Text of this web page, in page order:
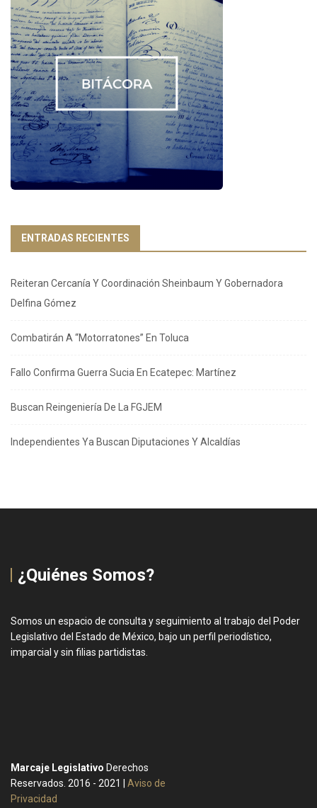
ENTRADAS RECIENTES
Reiteran Cercanía Y Coordinación Sheinbaum Y Gobernadora
Delfina Gómez
Combatirán A “Motorratones” En Toluca
Fallo Confirma Guerra Sucia En Ecatepec: Martínez
Buscan Reingeniería De La FGJEM
Independientes Ya Buscan Diputaciones Y Alcaldías
¿Quiénes Somos?
Somos un espacio de consulta y seguimiento al trabajo del Poder
Legislativo del Estado de México, bajo un perfil periodístico,
imparcial y sin filias partidistas.
Marcaje Legislativo Derechos
Reservados. 2016 - 2021 | Aviso de
Privacidad